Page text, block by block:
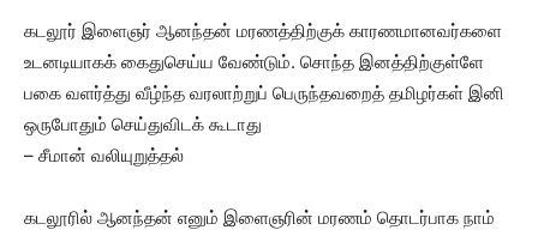
கடலூர் இளைஞர் ஆனந்தன் மரணத்திற்குக் காரணமானவர்களை
உடனடியாகக் கைதுசெய்ய வேண்டும். சொந்த இனத்திற்குள்ளே
பகை வளர்த்து வீழ்ந்த வரலாற்றுப் பெருந்தவறைத் தமிழர்கள் இனி
ஒருபோதும் செய்துவிடக் கூடாது
– சீமான் வலியுறுத்தல்
கடலூரில் ஆனந்தன் எனும் இளைஞரின் மரணம் தொடர்பாக நாம்